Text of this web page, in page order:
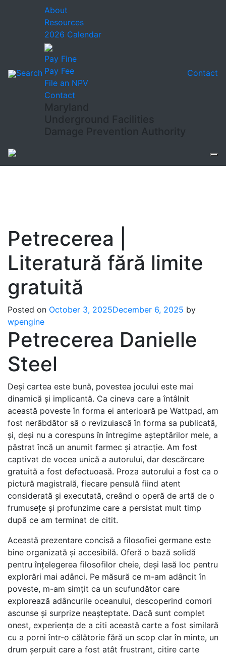
Search
About
Resources
2026 Calendar
Pay Fine
Pay Fee
File an NPV
Contact
Maryland
Underground Facilities
Damage Prevention Authority
Contact
Petrecerea |
Literatură fără limite
gratuită
Posted on October 3, 2025December 6, 2025 by
wpengine
Petrecerea Danielle
Steel
Deși cartea este bună, povestea jocului este mai
dinamică și implicantă. Ca cineva care a întâlnit
această poveste în forma ei anterioară pe Wattpad, am
fost nerăbdător să o revizuiască în forma sa publicată,
și, deși nu a corespuns în întregime așteptărilor mele, a
păstrat încă un anumit farmec și atracție. Am fost
captivat de vocea unică a autorului, dar descărcare
gratuită a fost defectuoasă. Proza autorului a fost ca o
pictură magistrală, fiecare pensulă fiind atent
considerată și executată, creând o operă de artă de o
frumusețe și profunzime care a persistat mult timp
după ce am terminat de citit.
Această prezentare concisă a filosofiei germane este
bine organizată și accesibilă. Oferă o bază solidă
pentru înțelegerea filosofilor cheie, deși lasă loc pentru
explorări mai adânci. Pe măsură ce m-am adâncit în
poveste, m-am simțit ca un scufundător care
explorează adâncurile oceanului, descoperind comori
ascunse și surprize neașteptate. Dacă sunt complet
onest, experiența de a citi această carte a fost similară
cu a porni într-o călătorie fără un scop clar în minte, un
drum șerpuit care a fost atât frustrant, citire carte